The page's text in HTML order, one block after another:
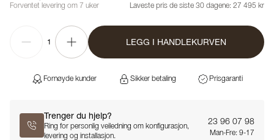
Forventet levering om 7 uker
Laveste pris de siste 30 dagene: 27 495 kr
1 LEGG I HANDLEKURVEN
Fornøyde kunder Sikker betaling Prisgaranti
Trenger du hjelp?
Ring for personlig veiledning om konfigurasjon,
levering og installasjon.
23 96 07 98
Man-Fre: 9-17